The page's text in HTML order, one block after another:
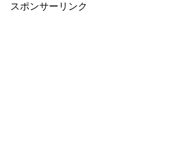
スポンサーリンク